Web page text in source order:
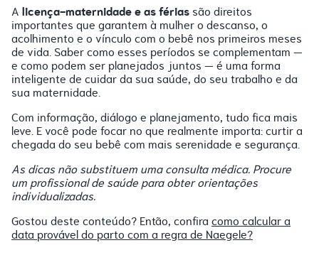
Alicença-maternidade e as fériassão direitos
importantes que garantem à mulher o descanso, o
acolhimento e o vínculo com o bebê nos primeiros meses
de vida. Saber como esses períodos se complementam —
e como podem ser planejados juntos — é uma forma
inteligente de cuidar da sua saúde, do seu trabalho e da
sua maternidade.
Com informação, diálogo e planejamento, tudo fica mais
leve. E você pode focar no que realmente importa: curtir a
chegada do seu bebê com mais serenidade e segurança.
As dicas não substituem uma consulta médica. Procure
um profissional de saúde para obter orientações
individualizadas.
Gostou deste conteúdo? Então, confiracomo calcular a
data provável do parto com a regra de Naegele?